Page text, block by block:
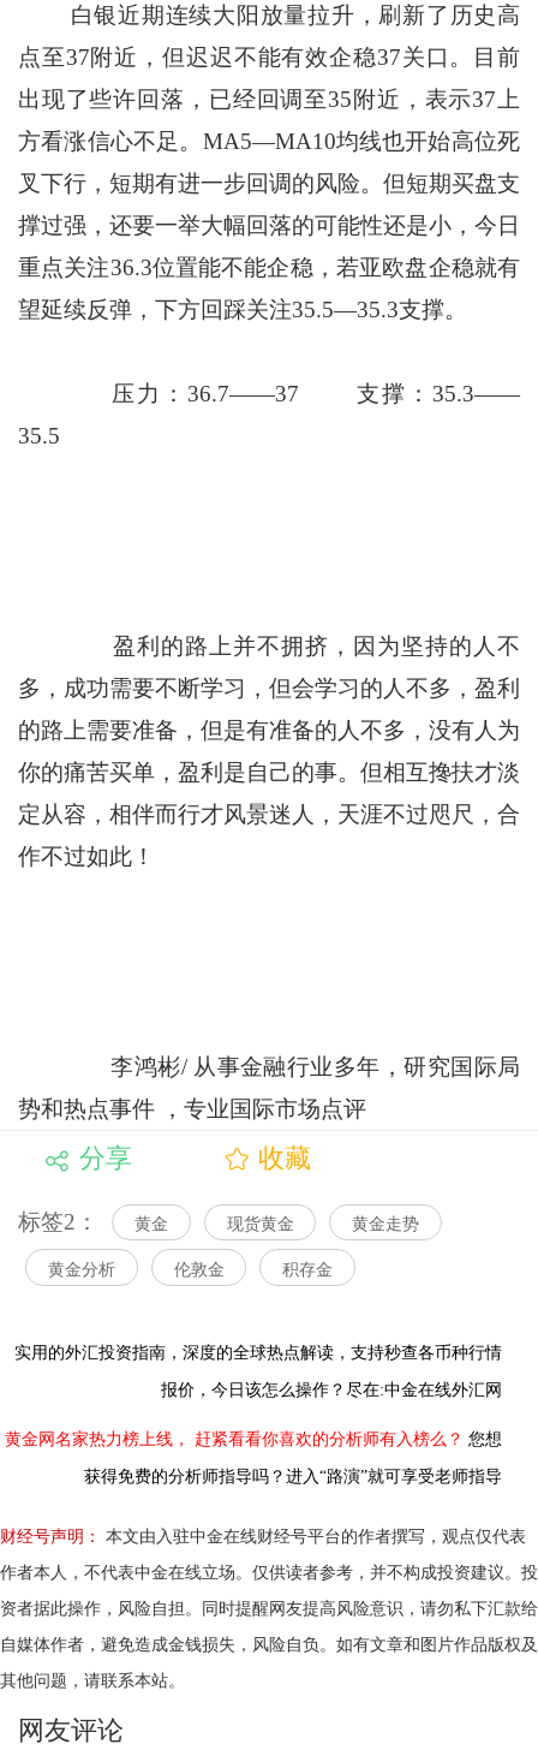
白银近期连续大阳放量拉升，刷新了历史高
点至37附近，但迟迟不能有效企稳37关口。目前
出现了些许回落，已经回调至35附近，表示37上
方看涨信心不足。MA5—MA10均线也开始高位死
叉下行，短期有进一步回调的风险。但短期买盘支
撑过强，还要一举大幅回落的可能性还是小，今日
重点关注36.3位置能不能企稳，若亚欧盘企稳就有
望延续反弹，下方回踩关注35.5—35.3支撑。
压力：36.7——37 支撑：35.3——
35.5
盈利的路上并不拥挤，因为坚持的人不
多，成功需要不断学习，但会学习的人不多，盈利
的路上需要准备，但是有准备的人不多，没有人为
你的痛苦买单，盈利是自己的事。但相互搀扶才淡
定从容，相伴而行才风景迷人，天涯不过咫尺，合
作不过如此！
李鸿彬/ 从事金融行业多年，研究国际局
势和热点事件 ，专业国际市场点评
分享 收藏
标签2： 黄金 现货黄金 黄金走势
黄金分析 伦敦金 积存金
实用的外汇投资指南， 深度的全球热点解读， 支持秒查各币种行情
报价，今日该怎么操作？尽在:中金在线外汇网
黄金网名家热力榜上线， 赶紧看看你喜欢的分析师有入榜么？ 您想
获得免费的分析师指导吗？进入“路演”就可享受老师指导
财经号声明：
本文由入驻中金在线财经号平台的作者撰写，观点仅代表
作者本人，不代表中金在线立场。仅供读者参考，并不构成投资建议。投
资者据此操作，风险自担。同时提醒网友提高风险意识，请勿私下汇款给
自媒体作者，避免造成金钱损失，风险自负。如有文章和图片作品版权及
其他问题，请联系本站。